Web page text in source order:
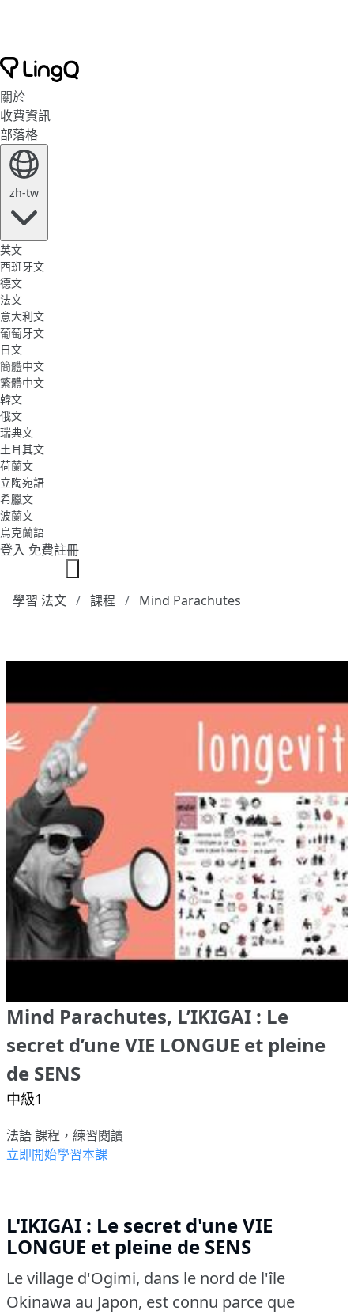
關於
收費資訊
部落格
zh-tw
英文
西班牙文
德文
法文
意大利文
葡萄牙文
日文
簡體中文
繁體中文
韓文
俄文
瑞典文
土耳其文
荷蘭文
立陶宛語
希臘文
波蘭文
烏克蘭語
登入 免費註冊
學習 法文 課程 Mind Parachutes
Mind Parachutes, L’IKIGAI : Le
secret d’une VIE LONGUE et pleine
de SENS
中級1
法語 課程，練習閱讀
立即開始學習本課
L'IKIGAI : Le secret d'une VIE
LONGUE et pleine de SENS
Le village d'Ogimi, dans le nord de l'île
Okinawa au Japon, est connu parce que